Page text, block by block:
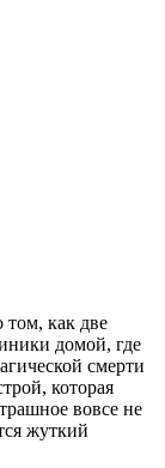
том, как две
домой, где
смерти
которая
вовсе не
жуткий